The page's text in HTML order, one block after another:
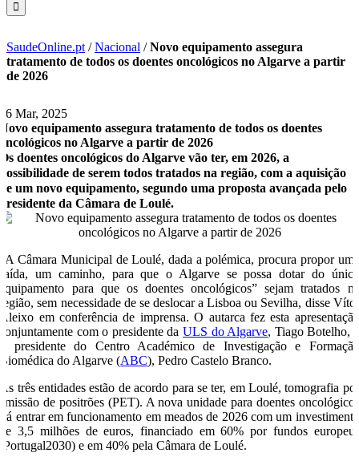
SaudeOnline.pt /Nacional /Novo equipamento assegura
tratamento de todos os doentes oncológicos no Algarve a partir
de 2026
26 Mar, 2025
Novo equipamento assegura tratamento de todos os doentes
oncológicos no Algarve a partir de 2026
Os doentes oncológicos do Algarve vão ter, em 2026, a
possibilidade de serem todos tratados na região, com a aquisição
de um novo equipamento, segundo uma proposta avançada pelo
presidente da Câmara de Loulé.
“A Câmara Municipal de Loulé, dada a polémica, procura propor uma
saída, um caminho, para que o Algarve se possa dotar do único
equipamento para que os doentes oncológicos” sejam tratados na
região, sem necessidade de se deslocar a Lisboa ou Sevilha, disse Vítor
Aleixo em conferência de imprensa. O autarca fez esta apresentação
conjuntamente com o presidente da ULS do Algarve, Tiago Botelho, e
o presidente do Centro Académico de Investigação e Formação
Biomédica do Algarve (ABC), Pedro Castelo Branco.
As três entidades estão de acordo para se ter, em Loulé, tomografia por
emissão de positrões (PET). A nova unidade para doentes oncológicos
irá entrar em funcionamento em meados de 2026 com um investimento
de 3,5 milhões de euros, financiado em 60% por fundos europeus
(Portugal2030) e em 40% pela Câmara de Loulé.